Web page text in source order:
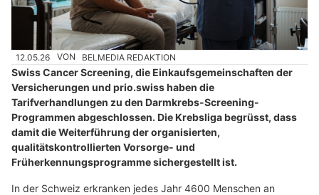
12.05.26 VON BELMEDIA REDAKTION
Swiss Cancer Screening, die Einkaufsgemeinschaften der
Versicherungen und prio.swiss haben die
Tarifverhandlungen zu den Darmkrebs-Screening-
Programmen abgeschlossen. Die Krebsliga begrüsst, dass
damit die Weiterführung der organisierten,
qualitätskontrollierten Vorsorge- und
Früherkennungsprogramme sichergestellt ist.
In der Schweiz erkranken jedes Jahr 4600 Menschen an